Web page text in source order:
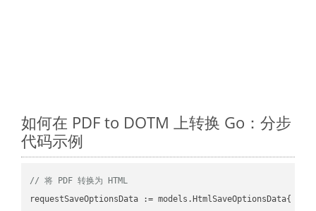
如何在 PDF to DOTM 上转换 Go：分步
代码示例
// 将 PDF 转换为 HTML
requestSaveOptionsData := models.HtmlSaveOptionsData{